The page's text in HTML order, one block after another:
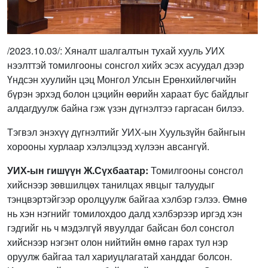
/2023.10.03/: Хяналт шалгалтын тухай хууль УИХ
нээлттэй томилгооны сонсгол хийх эсэх асуудал дээр
Үндсэн хуулийн цэц Монгол Улсын Ерөнхийлөгчийн
бүрэн эрхэд болон цэцийн өөрийн хараат бус байдлыг
алдагдуулж байна гэж үзэн дүгнэлтээ гаргасан билээ.
Тэгвэл энэхүү дүгнэлтийг УИХ-ын Хуульзүйн байнгын
хорооны хурлаар хэлэлцээд хүлээн авсангүй.
УИХ-ын гишүүн Ж.Сүхбаатар: Томилгооны сонсгол
хийснээр зөвшилцөх танилцах явцыг талуудыг
тэнцвэртэйгээр оролцуулж байгаа хэлбэр гэлээ. Өмнө
нь хэн нэгнийг томилохдоо далд хэлбэрээр иргэд хэн
гэдгийг нь ч мэдэлгүй явуулдаг байсан бол сонсгол
хийснээр нэгэнт олон нийтийн өмнө гарах тул нэр
оруулж байгаа тал хариуцлагатай ханддаг болсон.